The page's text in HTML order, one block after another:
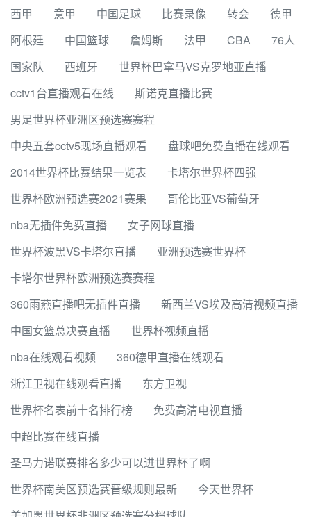
西甲
意甲 中国足球 比赛录像 转会
德甲
阿根廷
中国篮球 詹姆斯 法甲 CBA
76人
国家队
西班牙
世界杯巴拿马VS克罗地亚直播
cctv1台直播观看在线
斯诺克直播比赛
男足世界杯亚洲区预选赛赛程
中央五套cctv5现场直播观看
盘球吧免费直播在线观看
2014世界杯比赛结果一览表
卡塔尔世界杯四强
世界杯欧洲预选赛2021赛果
哥伦比亚VS葡萄牙
nba无插件免费直播
女子网球直播
世界杯波黑VS卡塔尔直播
亚洲预选赛世界杯
卡塔尔世界杯欧洲预选赛赛程
360雨燕直播吧无插件直播
新西兰VS埃及高清视频直播
中国女篮总决赛直播
世界杯视频直播
nba在线观看视频
360德甲直播在线观看
浙江卫视在线观看直播
东方卫视
世界杯名表前十名排行榜
免费高清电视直播
中超比赛在线直播
圣马力诺联赛排名多少可以进世界杯了啊
世界杯南美区预选赛晋级规则最新
今天世界杯